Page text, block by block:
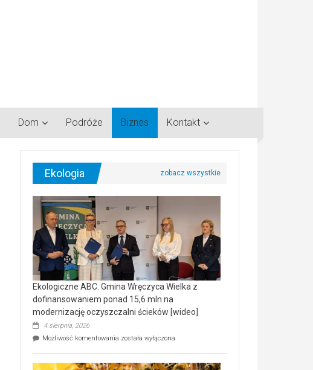
Dom Podróże Biznes Kontakt
Ekologia
Ekologiczne ABC. Gmina Wręczyca Wielka z
dofinansowaniem ponad 15,6 mln na
modernizację oczyszczalni ścieków [wideo]
4 sierpnia, 2026
Możliwość komentowania Ekologiczne
Wręczyca
została wyłączona